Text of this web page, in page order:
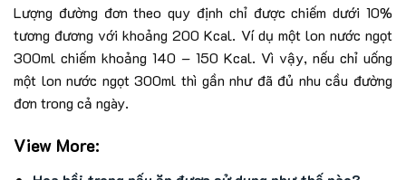
Lượng đường đơn theo quy định chỉ được chiếm dưới 10%
tương đương với khoảng 200 Kcal. Ví dụ một lon nước ngọt
300ml chiếm khoảng 140 – 150 Kcal. Vì vậy, nếu chỉ uống
một lon nước ngọt 300ml thì gần như đã đủ nhu cầu đường
đơn trong cả ngày.
View More: